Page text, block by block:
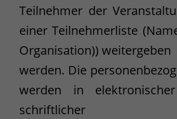
Teilnehmer der
einer Teilnehmerliste
Organisation)) weitergeben
werden. Die
werden in
schriftlicher